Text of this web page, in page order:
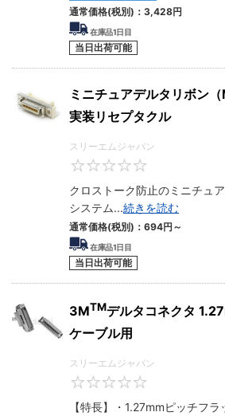
通常価格(税別)： 3,428円
在庫品1日目
当日出荷可能
ミニチュアデルタリボン
実装リセプタクル
スリーエムジャパン
クロストーク防止のミニチュ
システム...続きを読む
通常価格(税別)： 694円 ～
在庫品1日目
当日出荷可能
3MTMデルタコネクタ
ケーブル用
スリーエムジャパン
【特長】・1.27mmピッチフ